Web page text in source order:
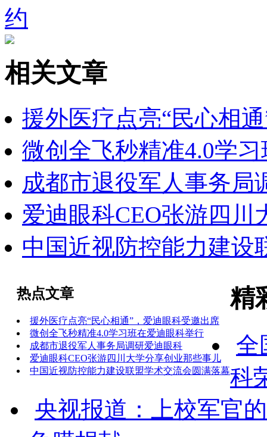
相关文章
援外医疗点亮“民心相
微创全飞秒精准4.0学
成都市退役军人事务局
爱迪眼科CEO张游四川
中国近视防控能力建设
热点文章
援外医疗点亮“民心相通”，爱迪眼科受邀出席
微创全飞秒精准4.0学习班在爱迪眼科举行
成都市退役军人事务局调研爱迪眼科‌
爱迪眼科CEO张游四川大学分享创业那些事儿
中国近视防控能力建设联盟学术交流会圆满落幕
精
全
科
央视报道：上校军官